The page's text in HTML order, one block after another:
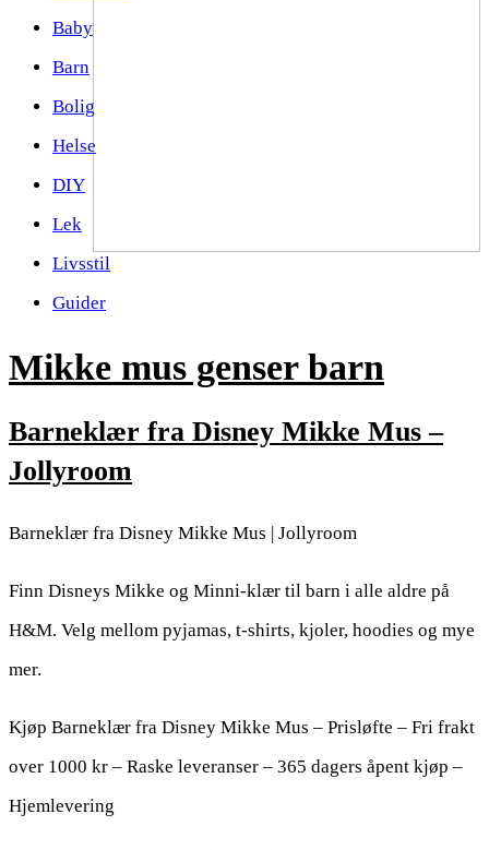
Baby
Barn
Bolig
Helse
DIY
Lek
Livsstil
Guider
Mikke mus genser barn
Barneklær fra Disney Mikke Mus –
Jollyroom
Barneklær fra Disney Mikke Mus | Jollyroom
Finn Disneys Mikke og Minni-klær til barn i alle aldre på
H&M. Velg mellom pyjamas, t-shirts, kjoler, hoodies og mye
mer.
Kjøp Barneklær fra Disney Mikke Mus – Prisløfte – Fri frakt
over 1000 kr – Raske leveranser – 365 dagers åpent kjøp –
Hjemlevering